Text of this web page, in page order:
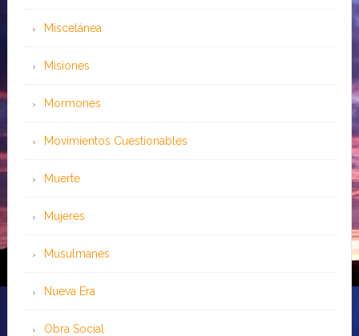
Miscelánea
Misiones
Mormones
Movimientos Cuestionables
Muerte
Mujeres
Musulmanes
Nueva Era
Obra Social